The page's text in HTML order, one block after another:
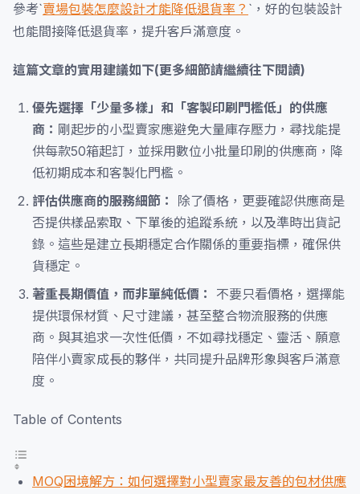
參考`賣場包裝怎麼設計才能降低退貨率？ `，好的包裝設計
也能間接降低退貨率，提升客戶滿意度。
這篇文章的實用建議如下(更多細節請繼續往下閱讀)
優先選擇「少量多樣」和「客製印刷門檻低」的供應
商： 剛起步的小型賣家應避免大量庫存壓力，尋找能提
供每款50箱起訂，並採用數位小批量印刷的供應商，降
低初期成本和客製化門檻。
評估供應商的服務細節：
除了價格，更要確認供應商是
否提供樣品索取、下單後的追蹤系統，以及準時出貨記
錄。這些是建立長期穩定合作關係的重要指標，確保供
貨穩定。
著重長期價值，而非單純低價：
不要只看價格，選擇能
提供環保材質、尺寸建議，甚至整合物流服務的供應
商。與其追求一次性低價，不如尋找穩定、靈活、願意
陪伴小賣家成長的夥伴，共同提升品牌形象與客戶滿意
度。
Table of Contents
MOQ困境解方：如何選擇對小型賣家最友善的包材供應